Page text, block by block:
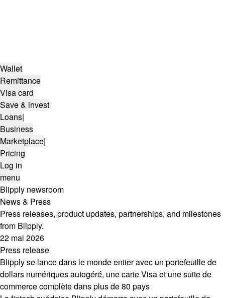
Wallet
Remittance
Visa card
Save & invest
Loans|
Business
Marketplace|
Pricing
Log in
menu
Blipply newsroom
News & Press
Press releases, product updates, partnerships, and milestones
from Blipply.
22 mai 2026
Press release
Blipply se lance dans le monde entier avec un portefeuille de
dollars numériques autogéré, une carte Visa et une suite de
commerce complète dans plus de 80 pays